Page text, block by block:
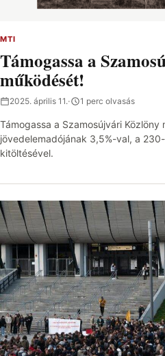
MTI
Támogassa a
működését!
2025. április 11.· 1 perc olvasás
Támogassa a Szamosújvári
jövedelemadójának 3,5%-val, a
kitöltésével.